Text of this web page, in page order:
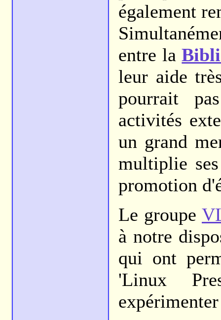
également
entre la
leur aide
pourrait
activités
un grand
multiplie
promotion
Le groupe
à notre
qui ont
'Linux